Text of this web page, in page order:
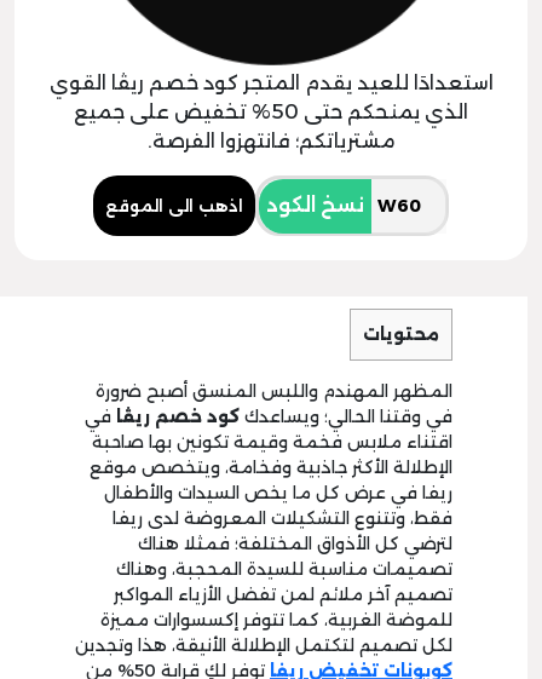
استعدادَا للعيد يقدم المتجر كود خصم ريڤا القوي
الذي يمنحكم حتى 50% تخفيض على جميع
مشترياتكم؛ فانتهزوا الفرصة.
نسخ الكود اذهب الى الموقع
محتويات
المظهر المهندم واللبس المنسق أصبح ضرورة
في وقتنا الحالي؛ ويساعدك كود خصم ريڤا في
اقتناء ملابس فخمة وقيمة تكونين بها صاحبة
الإطلالة الأكثر جاذبية وفخامة، ويتخصص موقع
ريفا في عرض كل ما يخص السيدات والأطفال
فقط، وتتنوع التشكيلات المعروضة لدى ريفا
لترضي كل الأذواق المختلفة؛ فمثلا هناك
تصميمات مناسبة للسيدة المحجبة، وهناك
تصميم آخر ملائم لمن تفضل الأزياء المواكبر
للموضة الغربية، كما تتوفر إكسسوارات مميزة
لكل تصميم لتكتمل الإطلالة الأنيقة، هذا وتجدين
كوبونات تخفيض ريفا
توفر لكِ قرابة 50% من